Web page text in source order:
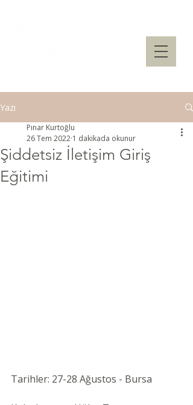
Yazı
Şiddetsiz İletişim Giriş
Eğitimi
Pınar Kurtoğlu
26 Tem 2022 1 dakikada okunur
Tarihler: 27-28 Ağustos - Bursa